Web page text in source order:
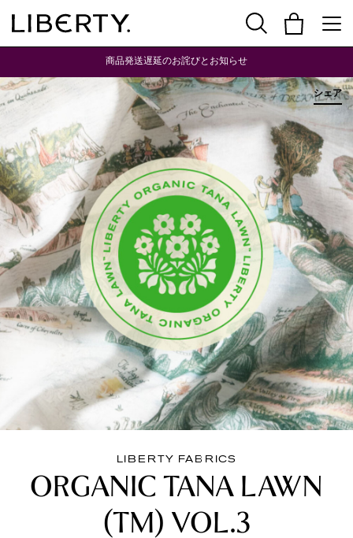
商品発送遅延のお詫びとお知らせ
シェア
LIBERTY FABRICS
ORGANIC TANA LAWN
(TM) VOL.3